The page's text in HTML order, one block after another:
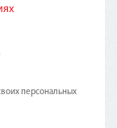
персональных